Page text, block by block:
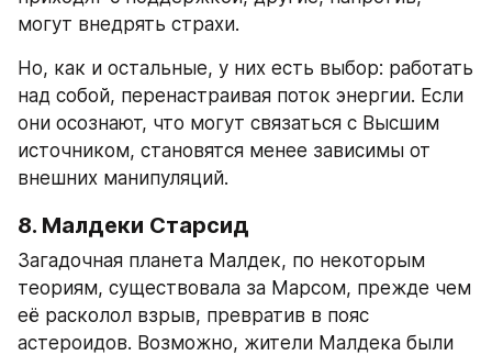
могут внедрять страхи.
Но, как и остальные, у них есть выбор: работать
над собой, перенастраивая поток энергии. Если
они осознают, что могут связаться с Высшим
источником, становятся менее зависимы от
внешних манипуляций.
8. Малдеки Старсид
Загадочная планета Малдек, по некоторым
теориям, существовала за Марсом, прежде чем
её расколол взрыв, превратив в пояс
астероидов. Возможно, жители Малдека были